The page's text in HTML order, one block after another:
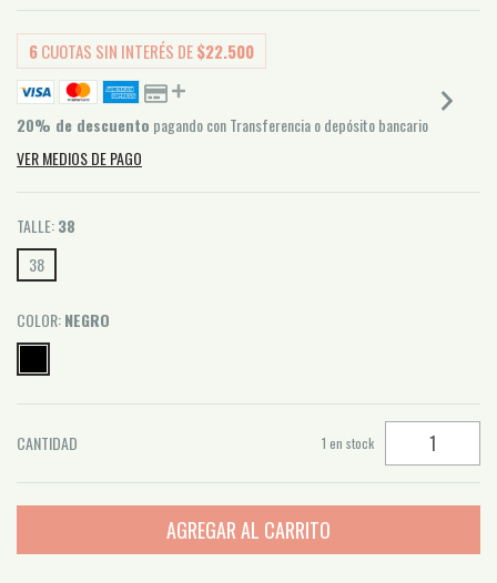
6CUOTAS SIN INTERÉS DE$22.500
20% de descuento pagando con Transferencia o depósito bancario
VER MEDIOS DE PAGO
TALLE:38
38
COLOR:NEGRO
CANTIDAD 1 en stock